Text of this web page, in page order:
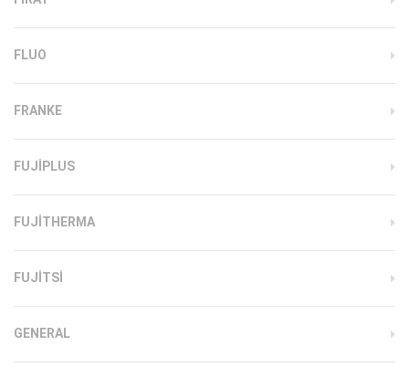
FLUO
FRANKE
FUJIPLUS
FUJITHERMA
FUJITSI
GENERAL